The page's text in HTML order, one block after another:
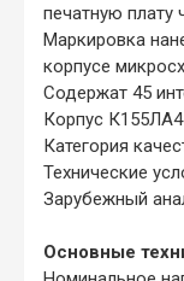
печатную плату
Маркировка
корпусе
Содержат 45
Корпус К155ЛА4
Категория
Технические
Зарубежный
Основные